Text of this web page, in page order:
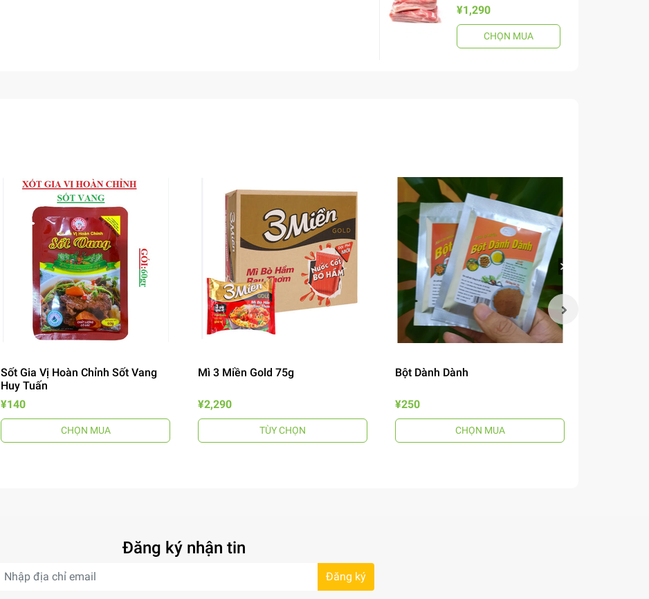
¥1,290
CHỌN MUA
Sốt Gia Vị Hoàn Chỉnh Sốt Vang
Huy Tuấn
¥140
CHỌN MUA
Mì 3 Miền Gold 75g
¥2,290
TÙY CHỌN
Bột Dành Dành
¥250
CHỌN MUA
Đăng ký nhận tin
Đăng ký